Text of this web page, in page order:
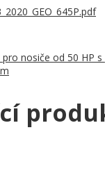
pro nosiče od 50 HP